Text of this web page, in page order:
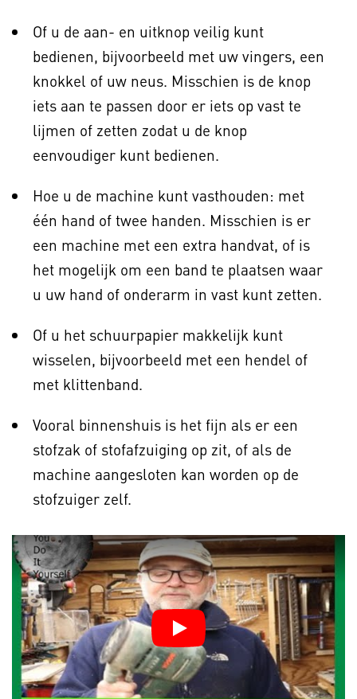
Of u de aan- en uitknop veilig kunt
bedienen, bijvoorbeeld met uw vingers, een
knokkel of uw neus. Misschien is de knop
iets aan te passen door er iets op vast te
lijmen of zetten zodat u de knop
eenvoudiger kunt bedienen.
Hoe u de machine kunt vasthouden: met
één hand of twee handen. Misschien is er
een machine met een extra handvat, of is
het mogelijk om een band te plaatsen waar
u uw hand of onderarm in vast kunt zetten.
Of u het schuurpapier makkelijk kunt
wisselen, bijvoorbeeld met een hendel of
met klittenband.
Vooral binnenshuis is het fijn als er een
stofzak of stofafzuiging op zit, of als de
machine aangesloten kan worden op de
stofzuiger zelf.